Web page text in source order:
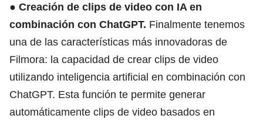
● Creación de clips de video con IA en
combinación con ChatGPT. Finalmente tenemos
una de las características más innovadoras de
Filmora: la capacidad de crear clips de video
utilizando inteligencia artificial en combinación con
ChatGPT. Esta función te permite generar
automáticamente clips de video basados en